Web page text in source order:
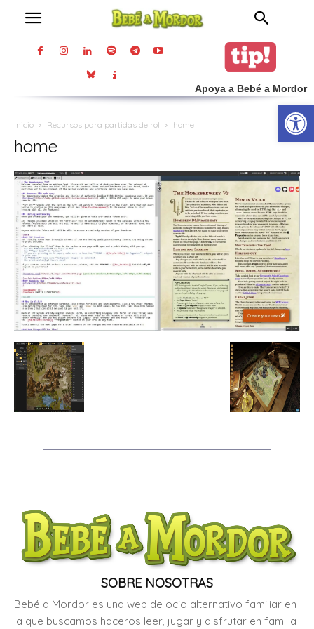
Apoya a Bebé a Mordor
Inicio Recursos para partidas de rol home
home
SOBRE NOSOTRAS
Bebé a Mordor es una web de ocio alternativo familiar en
la que buscamos haceros leer, jugar y disfrutar en familia